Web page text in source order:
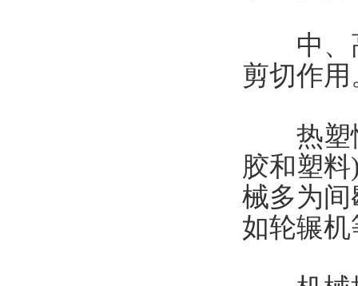
中、高
剪切作用
热塑性
胶和塑
械多为
如轮辗机